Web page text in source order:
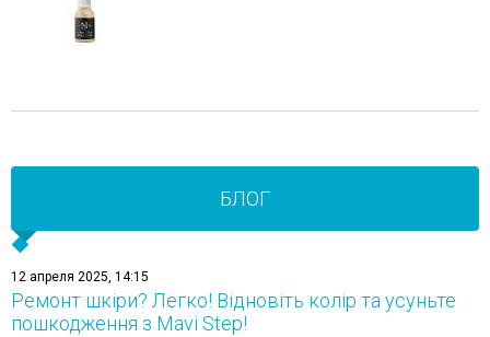
БЛОГ
12 апреля 2025, 14:15
Ремонт шкіри? Легко! Відновіть колір та усуньте
пошкодження з Mavi Step!